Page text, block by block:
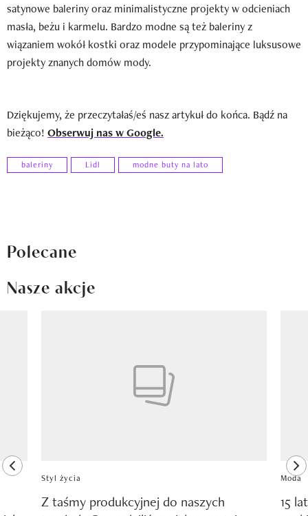
satynowe baleriny oraz minimalistyczne projekty w odcieniach
masła, beżu i karmelu. Bardzo modne są też baleriny z
wiązaniem wokół kostki oraz modele przypominające luksusowe
projekty znanych domów mody.
Dziękujemy, że przeczytałaś/eś nasz artykuł do końca. Bądź na
bieżąco! Obserwuj nas w Google.
baleriny Lidl modne buty na lato
Polecane
Nasze akcje
previous element
Styl życia
Z taśmy produkcyjnej do naszych
Moda
15